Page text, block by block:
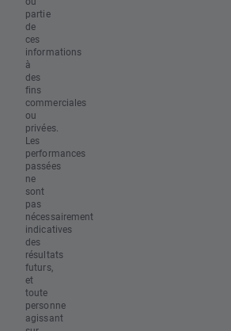
partie
de
ces
informations
à
des
fins
commerciales
ou
privées.
Les
performances
passées
ne
sont
pas
nécessairement
indicatives
des
résultats
futurs,
et
toute
personne
agissant